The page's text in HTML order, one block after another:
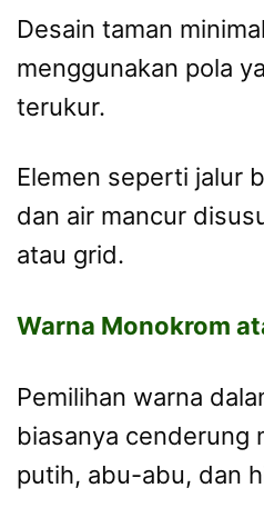
Desain taman
menggunakan pola
terukur.
Elemen seperti jalur
dan air mancur
atau grid.
Warna Monokrom
Pemilihan warna
biasanya cenderung
putih, abu-abu, dan